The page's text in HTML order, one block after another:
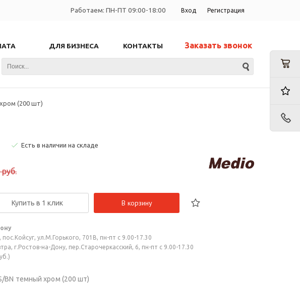
Вход Регистрация
Работаем: ПН-ПТ 09:00-18:00
ДЛЯ БИЗНЕСА КОНТАКТЫ Заказать звонок
(200 шт)
Есть в наличии на складе
Купить в 1 клик В корзину
ул.М.Горького, 701В, пн-пт с 9.00-17.30
г.Ростов-на-Дону, пер.Старочеркасский, 6, пн-пт с 9.00-17.30
BN темный хром (200 шт)